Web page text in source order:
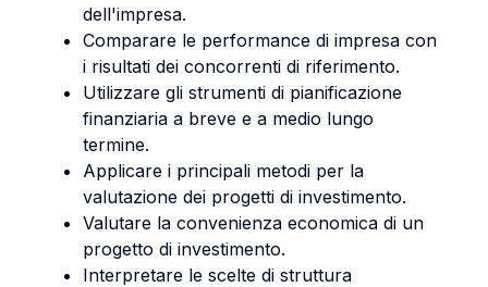
dell'impresa.
Comparare le performance di impresa con
i risultati dei concorrenti di riferimento.
Utilizzare gli strumenti di pianificazione
finanziaria a breve e a medio lungo
termine.
Applicare i principali metodi per la
valutazione dei progetti di investimento.
Valutare la convenienza economica di un
progetto di investimento.
Interpretare le scelte di struttura